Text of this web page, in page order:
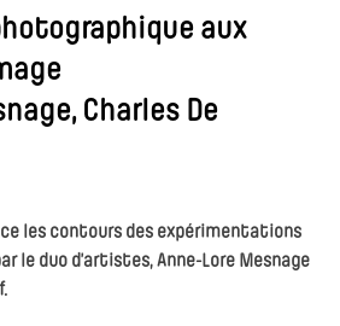
aux
Charles De
les contours des expérimentations
le duo d’artistes, Anne-Lore Mesnage